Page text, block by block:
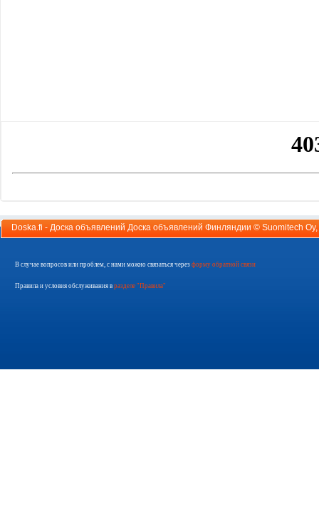
Doska.fi - Доска объявлений Доска объявлений Финляндии © Suomitech Oy
В случае вопросов или проблем, с нами можно связаться через форму обратной связи
Правила и условия обслуживания в разделе "Правила"